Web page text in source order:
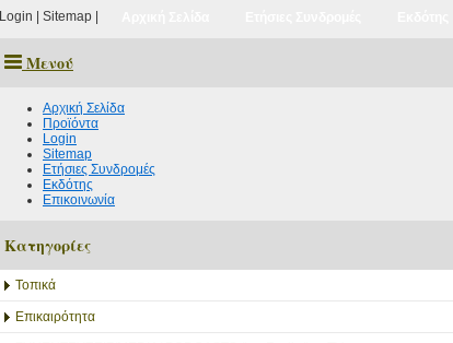
Login Sitemap
Μενού
Αρχική Σελίδα
Προϊόντα
Login
Sitemap
Ετήσιες Συνδρομές
Εκδότης
Επικοινωνία
Κατηγορίες
Τοπικά
Επικαιρότητα